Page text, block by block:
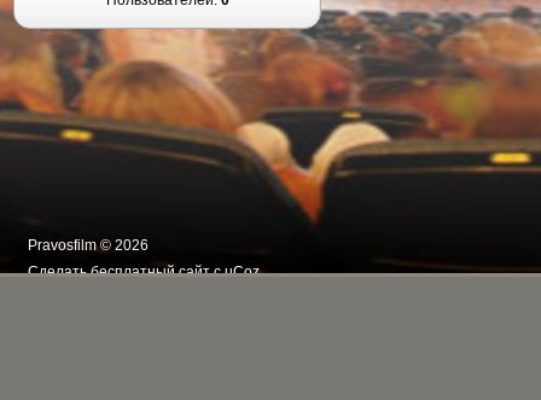
Pravosfilm © 2026
Сделатьбесплатный сайтсuCoz